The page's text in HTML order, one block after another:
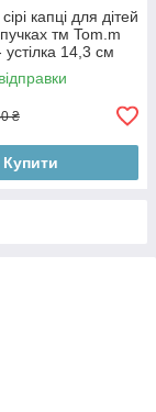
капці для дітей
тм Tom.m
устілка 14,3 см
₴
Купити